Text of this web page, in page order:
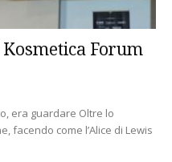
Kosmetica Forum
era guardare Oltre lo
facendo come l’Alice di Lewis